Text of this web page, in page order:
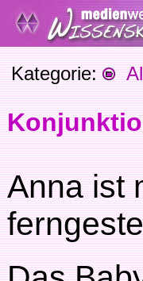
Kategorie:
Anna ist